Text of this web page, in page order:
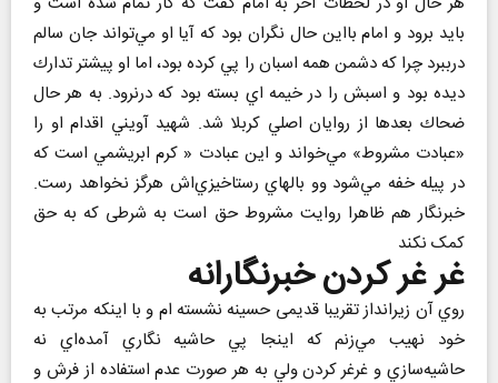
بايد برود و امام بااین حال نگران بود كه آيا او مي‌تواند جان سالم
درببرد چرا كه دشمن همه اسبان را پي كرده بود، اما او پيشتر تدارك
ديده بود و اسبش را در خيمه اي بسته بود كه درنرود. به هر حال
ضحاك بعدها از روايان اصلي كربلا شد. شهيد آويني اقدام او را
«عبادت مشروط» مي‌خواند و اين عبادت « كرم ابريشمي است كه
در پيله خفه مي‌شود وو بالهاي رستاخيزي‌اش هرگز نخواهد رست.
خبرنگار هم ظاهرا روایت مشروط حق است به شرطی که به حق
کمک نکند
غر غر کردن خبرنگارانه
روي آن زيرانداز تقریبا قدیمی حسينه نشسته ام و با اينكه مرتب به
خود نهيب مي‌زنم كه اينجا پي حاشيه نگاري آمده‌اي نه
حاشيه‌سازي و غرغر كردن ولي به هر صورت عدم استفاده از فرش و